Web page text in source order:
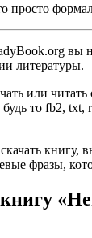
просто
вы
литературы.
или
то fb2,
книгу,
фразы,